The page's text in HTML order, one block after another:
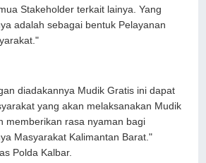
Stakeholder terkait lainya. Yang
adalah sebagai bentuk Pelayanan
diadakannya Mudik Gratis ini dapat
yang akan melaksanakan Mudik
memberikan rasa nyaman bagi
Masyarakat Kalimantan Barat."
Polda Kalbar.